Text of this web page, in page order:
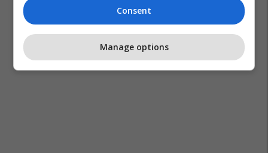
Consent
Manage options